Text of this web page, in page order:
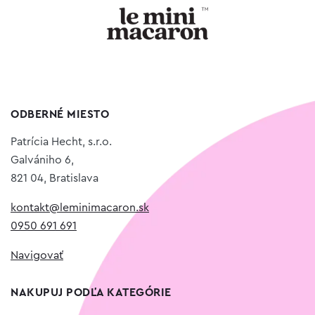
ODBERNÉ MIESTO
Patrícia Hecht, s.r.o.
Galvániho 6,
821 04, Bratislava
kontakt@leminimacaron.sk
0950 691 691
Navigovať
NAKUPUJ PODĽA KATEGÓRIE